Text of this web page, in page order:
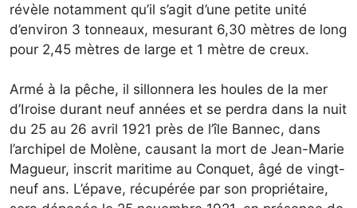
révèle notamment qu’il s’agit d’une petite unité
d’environ 3 tonneaux, mesurant 6,30 mètres de long
pour 2,45 mètres de large et 1 mètre de creux.
Armé à la pêche, il sillonnera les houles de la mer
d’Iroise durant neuf années et se perdra dans la nuit
du 25 au 26 avril 1921 près de l’île Bannec, dans
l’archipel de Molène, causant la mort de Jean-Marie
Magueur, inscrit maritime au Conquet, âgé de vingt-
neuf ans. L’épave, récupérée par son propriétaire,